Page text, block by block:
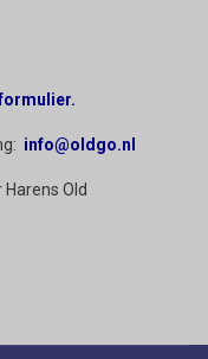
info@oldgo.nl
Old